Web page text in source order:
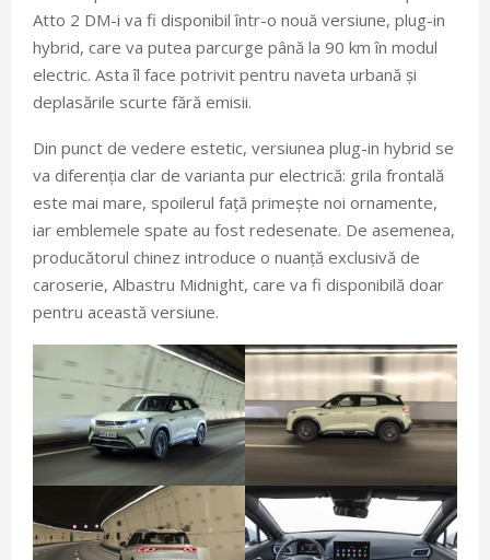
Atto 2 DM-i va fi disponibil într-o nouă versiune, plug-in
hybrid, care va putea parcurge până la 90 km în modul
electric. Asta îl face potrivit pentru naveta urbană și
deplasările scurte fără emisii.
Din punct de vedere estetic, versiunea plug-in hybrid se
va diferenția clar de varianta pur electrică: grila frontală
este mai mare, spoilerul față primește noi ornamente,
iar emblemele spate au fost redesenate. De asemenea,
producătorul chinez introduce o nuanță exclusivă de
caroserie, Albastru Midnight, care va fi disponibilă doar
pentru această versiune.